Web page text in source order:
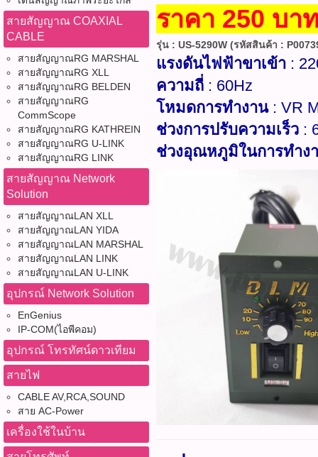
สายสัญญาณ COAXIAL
CABLE
สายสัญญาณRG MARSHAL
สายสัญญาณRG XLL
สายสัญญาณRG BELDEN
สายสัญญาณRG
CommScope
สายสัญญาณRG KATHREIN
สายสัญญาณRG U-LINK
สายสัญญาณRG LINK
สายสัญญาณ Network
Solution
สายสัญญาณLAN XLL
สายสัญญาณLAN YIDA
สายสัญญาณLAN MARSHAL
สายสัญญาณLAN LINK
สายสัญญาณLAN U-LINK
อุปกรณ์ Network Solution
EnGenius
IP-COM(ไอพีคอม)
อุปกรณ์ โทรทัศน์ดาวเทียม
สายไฟ
CABLE AV,RCA,SOUND
สาย AC-Power
เครื่องใช้ในบ้าน
ราคา 250 บา
รุ่น : US-5290W (รหัสสินค้า :
แรงดันไฟฟ้าขาเข้า:
ความถี่ : 60Hz
โหมดการทำงาน: VR
ช่วงการปรับความเร็ว:
ช่วงอุณหภูมิในการทำง